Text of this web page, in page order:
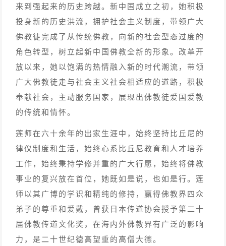
来到强起来的历史跨越。新中国成立之初，她积极
投身新的历史洪流，拥护社会主义制度，带领广大
佛教徒完成了从传统佛教，向新的社会型态过度的
角色转型，树立起新中国佛教全新的形象。改革开
放以来，她以饱满的热情融入新的时代潮流，带领
广大佛教徒走与社会主义社会相适应的道路，积极
奉献社会，主动服务国家，展现出佛教徒爱国爱教
的传统和情怀。
莲师在六十余年的出家生涯中，始终坚持比丘尼的
律仪制度和生活，始终心系比丘尼教育和人才培养
工作，始终秉持学修并重的广大行愿，始终将佛教
事业的复兴放在首位，她既如是说，也如是行。莲
师以其广博的学识和精纯的修持，赢得佛教界四众
弟子的尊重和爱戴，曾获日本传道协会授予第二十
届佛教传道文化奖，在海内外佛教界有广泛的影响
力，是二十世纪德高望重的高僧大德。